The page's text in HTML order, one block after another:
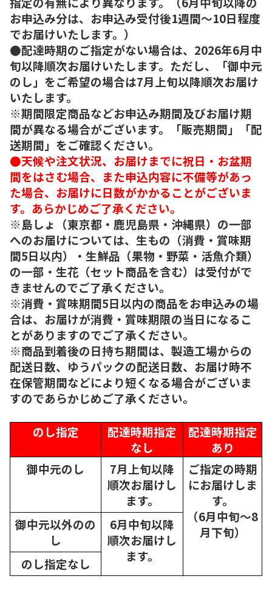
お申込み分は、お申込み受付後1週間～10日程度
でお届けいたします。）
●配達時期のご指定がない場合は、2026年6月中
旬以降順次お届けいたします。ただし、「御中元
のし」をご希望の場合は7月上旬以降順次お届け
いたします。
※期間限定商品などお申込み期間及びお届け期
間が異なる場合がございます。「販売期間」「配
送期間」をご確認ください。
●天候や注文状況、お届けまでに祝日・お盆期
間をはさむ場合、また申込内容に不備等があっ
た場合、お届けに日数がかかることがございま
す。あらかじめご了承ください。
※島しょ（東京都・鹿児島県・沖縄県）の一部
へのお届けについては、生もの（消費・賞味期
間5日以内）・生鮮品（果物・野菜・活魚介類）
の一部・生花（セット商品を含む）は受付がで
きませんのでご了承ください。
※消費・賞味期間5日以内の商品をお申込みの場
合は、お届けが消費・賞味期限の当日になるこ
とがありますのでご了承ください。
※商品到着後の日持ち期間は、製造工場からの
配送日数、ゆうパックの配送日数、お届け時不
在保管期間などにより短くなる場合がございま
すのであらかじめご了承ください。
のし指定
配達時期指定
なし
配達時期指定
あり
御中元のし
7月上旬以降
順次お届けし
ます。
ご指定の時期
にお届けしま
す。
（6月中旬～8
月下旬）
御中元以外のの
し
6月中旬以降
順次お届けし
ます。
のし指定なし